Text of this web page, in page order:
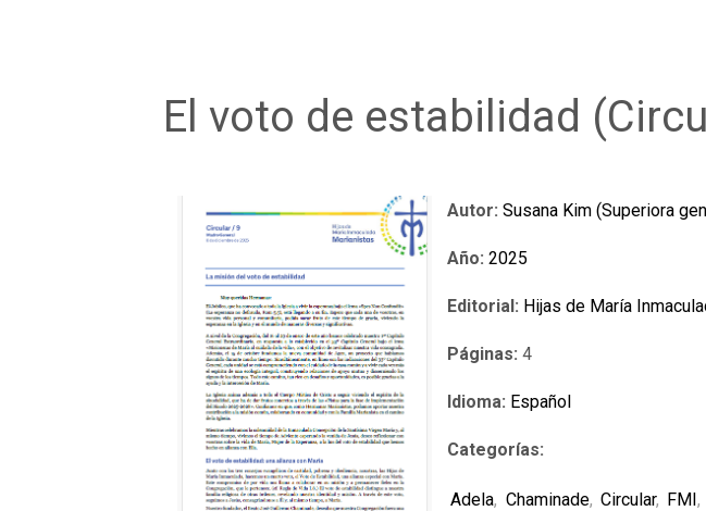
El voto de estabilidad
Autor: Susana Kim (Superiora
Año: 2025
Editorial: Hijas de María
Páginas: 4
Idioma: Español
Categorías:
Adela, Chaminade, Circular, FMI,